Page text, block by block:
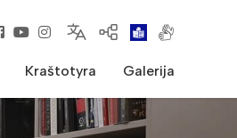
Kraštotyra Galerija